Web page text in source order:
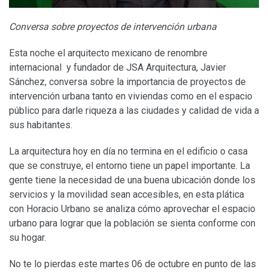
Conversa sobre proyectos de intervención urbana
Esta noche el arquitecto mexicano de renombre
internacional y fundador de JSA Arquitectura, Javier
Sánchez, conversa sobre la importancia de proyectos de
intervención urbana tanto en viviendas como en el espacio
público para darle riqueza a las ciudades y calidad de vida a
sus habitantes.
La arquitectura hoy en día no termina en el edificio o casa
que se construye, el entorno tiene un papel importante. La
gente tiene la necesidad de una buena ubicación donde los
servicios y la movilidad sean accesibles, en esta plática
con Horacio Urbano se analiza cómo aprovechar el espacio
urbano para lograr que la población se sienta conforme con
su hogar.
No te lo pierdas este martes 06 de octubre en punto de las